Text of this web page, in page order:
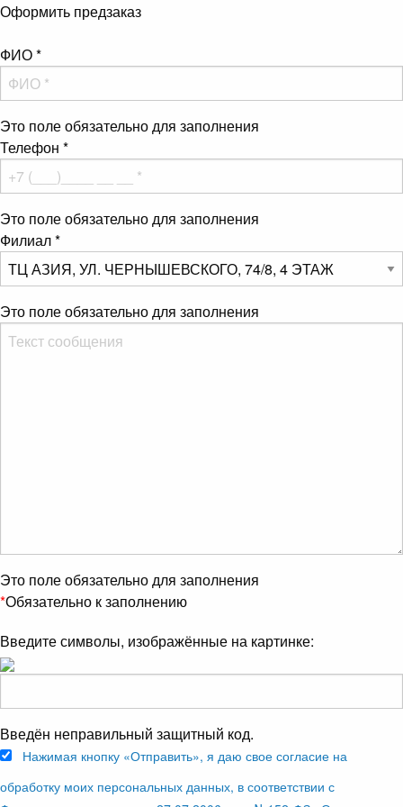
Оформить предзаказ
ФИО*
Это поле обязательно для заполнения
Телефон *
Это поле обязательно для заполнения
Филиал*
Это поле обязательно для заполнения
Это поле обязательно для заполнения
*Обязательно к заполнению
Введите символы, изображённые на картинке:
Введён неправильный защитный код.
Нажимая кнопку «Отправить», я даю свое согласие на
обработку моих персональных данных, в соответствии с